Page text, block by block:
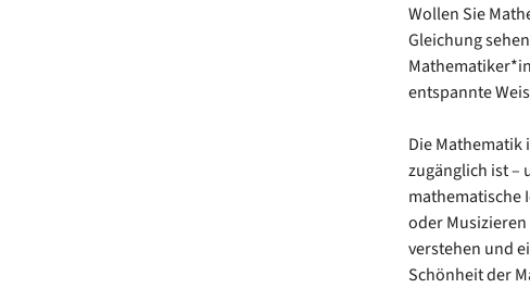
Wollen Sie
Gleichung
entspannte
Die Mathematik
zugänglich ist –
mathematische
oder
verstehen und
Schönheit der